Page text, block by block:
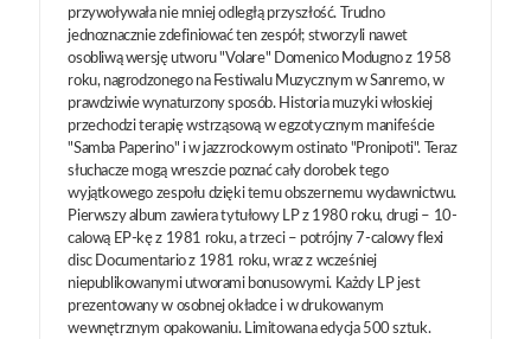
przywoływała nie mniej odległą przyszłość. Trudno
jednoznacznie zdefiniować ten zespół; stworzyli nawet
osobliwą wersję utworu "Volare" Domenico Modugno z 1958
roku, nagrodzonego na Festiwalu Muzycznym w Sanremo, w
prawdziwie wynaturzony sposób. Historia muzyki włoskiej
przechodzi terapię wstrząsową w egzotycznym manifeście
"Samba Paperino" i w jazzrockowym ostinato "Pronipoti". Teraz
słuchacze mogą wreszcie poznać cały dorobek tego
wyjątkowego zespołu dzięki temu obszernemu wydawnictwu.
Pierwszy album zawiera tytułowy LP z 1980 roku, drugi – 10-
calową EP-kę z 1981 roku, a trzeci – potrójny 7-calowy flexi
disc Documentario z 1981 roku, wraz z wcześniej
niepublikowanymi utworami bonusowymi. Każdy LP jest
prezentowany w osobnej okładce i w drukowanym
wewnętrznym opakowaniu. Limitowana edycja 500 sztuk.